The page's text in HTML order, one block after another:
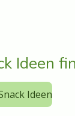
Ideen
Ideen